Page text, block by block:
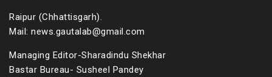
Raipur (Chhattisgarh).
Mail: news.gautalab@gmail.com
Managing Editor-Sharadindu Shekhar
Bastar Bureau- Susheel Pandey